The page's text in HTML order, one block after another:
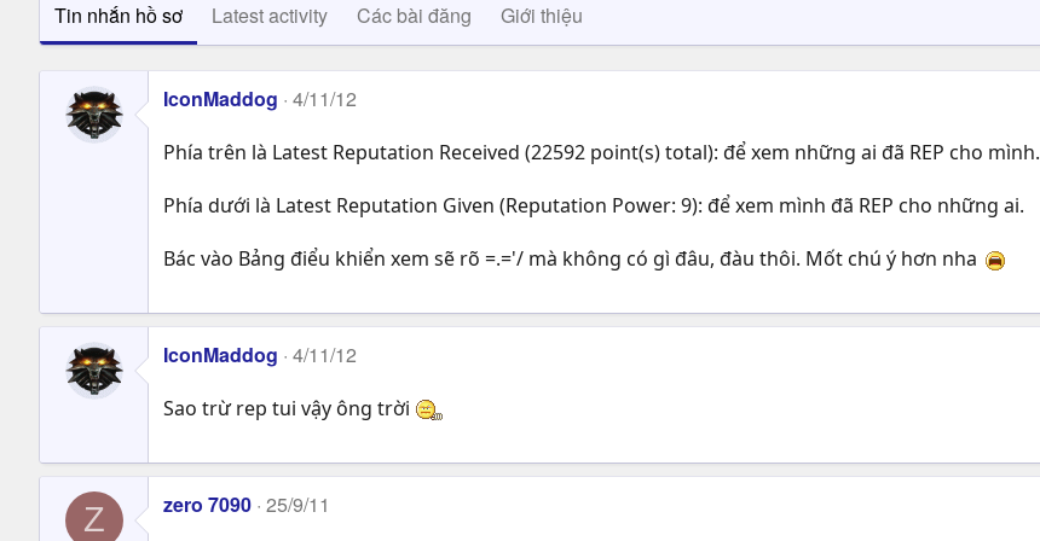
Tin nhắn hồ sơ Latest activity Các bài đăng Giới thiệu
IconMaddog 4/11/12
Phía trên là Latest Reputation Received (22592 point(s) total): để xem những ai đã REP cho mình.
Phía dưới là Latest Reputation Given (Reputation Power: 9): để xem mình đã REP cho những ai.
Bác vào Bảng điểu khiển xem sẽ rõ =.='/ mà không có gì đâu, đàu thôi. Mốt chú ý hơn nha
IconMaddog 4/11/12
Sao trừ rep tui vậy ông trời
Z zero 7090 25/9/11